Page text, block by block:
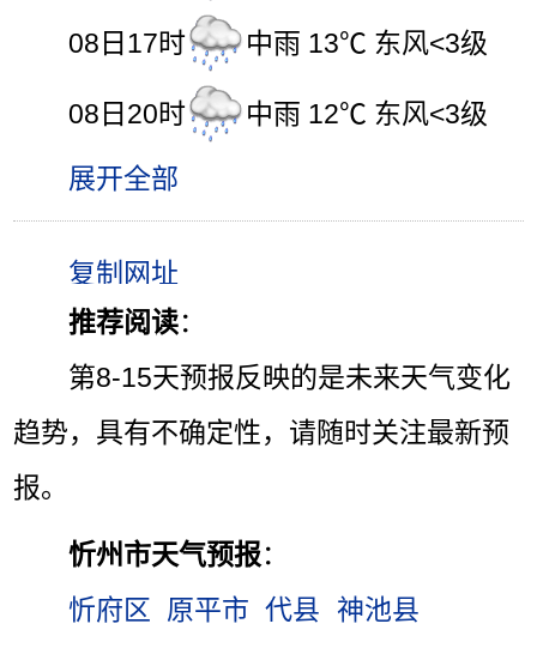
08日17时 中雨 13℃ 东风<3级
08日20时 中雨 12℃ 东风<3级
展开全部
推荐阅读：
第8-15天预报反映的是未来天气变化
趋势，具有不确定性，请随时关注最新预
报。
忻州市天气预报：
忻府区 原平市 代县 神池县